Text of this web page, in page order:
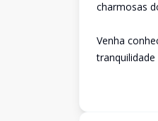
charmosas
Venha